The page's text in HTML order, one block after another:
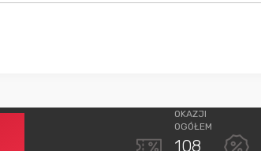
OKAZJI
OGÓŁEM
108